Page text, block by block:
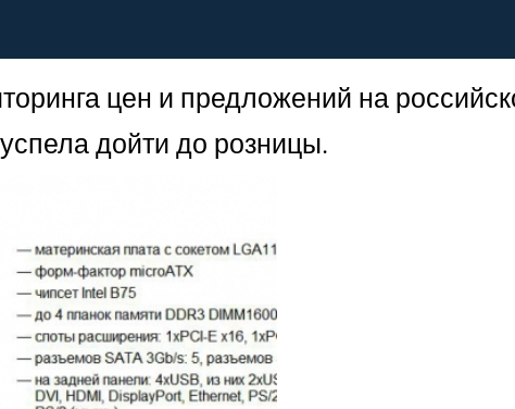
цен и предложений на
дойти до розницы.